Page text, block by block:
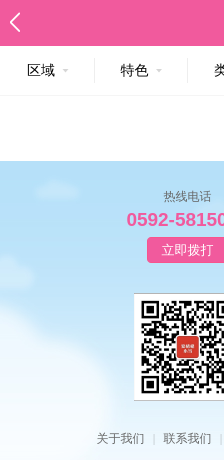
区域 特色
热线电话
0592-
立即拨打
关于我们 | 联系我们 |